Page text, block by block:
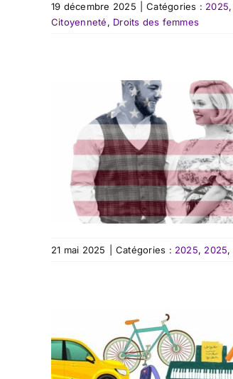
19 décembre 2025 Catégories : 2025,
Citoyenneté, Droits des femmes
21 mai 2025 Catégories : 2025, 2025,